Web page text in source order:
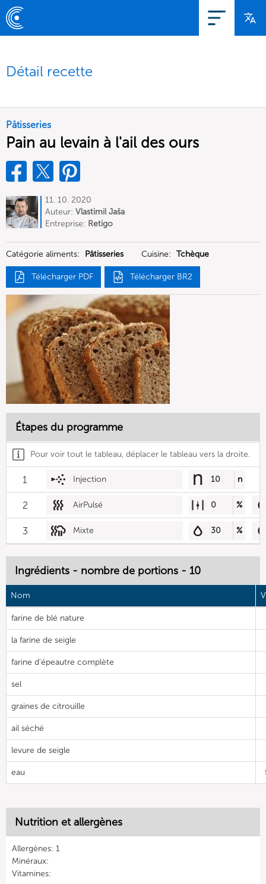
Détail recette
Pâtisseries
Pain au levain à l'ail des ours
11. 10. 2020
Auteur: Vlastimil Jaša
Entreprise: Retigo
Catégorie aliments: Pâtisseries Cuisine: Tchèque
Télécharger PDF Télécharger BR2
Étapes du programme
Pour voir tout le tableau, déplacer le tableau vers la droite.
1 Injection 10 n
2 AirPulsé 0 %
3 Mixte 30 %
Ingrédients - nombre de portions - 10
Nom
farine de blé nature
la farine de seigle
farine d'épeautre complète
sel
graines de citrouille
ail séché
levure de seigle
eau
Nutrition et allergènes
Allergènes: 1
Minéraux:
Vitamines: